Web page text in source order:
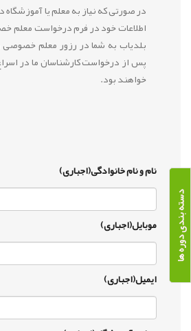
دسته بندی دوره ها
در صورتی که نیاز به معلم یا آموزشگاه
اطلاعات خود در فرم درخواست معلم
بلدیاب به شما در رزور معلم
پس از درخواست کارشناسان ما در
خواهند بود.
نام و نام خانوادگی(اجباری)
موبایل(اجباری)
ایمیل(اجباری)